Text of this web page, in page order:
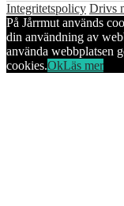
Integritetspolicy Drivs
På Jårrmut används
din användning av
använda webbplatsen
cookies.OkLäs mer